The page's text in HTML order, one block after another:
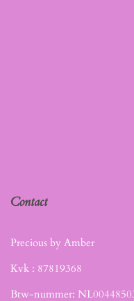
Precious by Amber
Kvk : 87819368
Btw-nummer: